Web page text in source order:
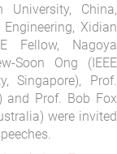
University, China,
Xidian
Fellow, Nagoya
Soon Ong (IEEE
Singapore), Prof.
and Prof. Bob Fox
were invited